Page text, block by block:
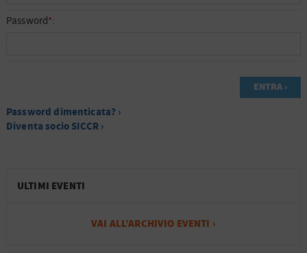
Password*:
Password dimenticata? ›
Diventa socio SICCR ›
ULTIMI EVENTI
VAI ALL’ARCHIVIO EVENTI ›